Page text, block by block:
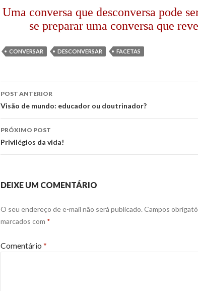
Uma conversa que desconversa pode
se preparar uma conversa que
CONVERSAR DESCONVERSAR FACETAS
Navegação
de
posts
POST ANTERIOR
Visão de mundo: educador ou doutrinador?
PRÓXIMO POST
Privilégios da vida!
DEIXE UM COMENTÁRIO
O seu endereço de e-mail não será publicado. Campos
marcados com *
Comentário *